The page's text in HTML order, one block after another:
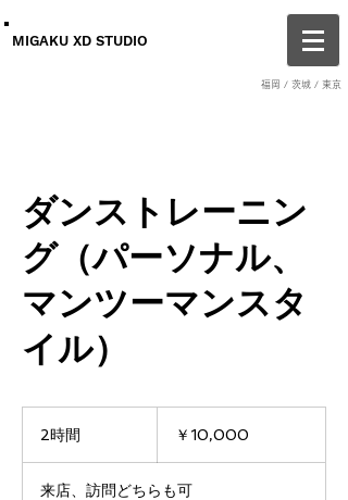
MIGAKU XD STUDIO
福岡 / 茨城 / 東京
ダンストレーニン
グ（パーソナル、
マンツーマンスタ
イル）
2時間 ￥10,000
来店、訪問どちらも可